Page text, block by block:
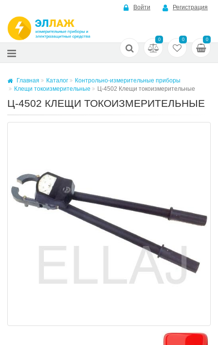
Войти Регистрация
0 0 0
Главная Каталог
Контрольно-измерительные приборы
Клещи токоизмерительные
Ц-4502 Клещи токоизмерительные
Ц-4502 КЛЕЩИ ТОКОИЗМЕРИТЕЛЬНЫЕ